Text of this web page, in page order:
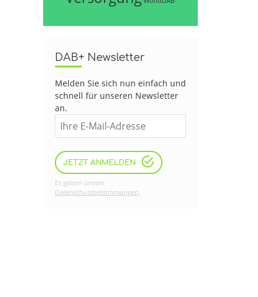
DAB+ Newsletter
Melden Sie sich nun einfach und
schnell für unseren Newsletter
an.
JETZT ANMELDEN
Es gelten unsere
Datenschutzbestimmungen.